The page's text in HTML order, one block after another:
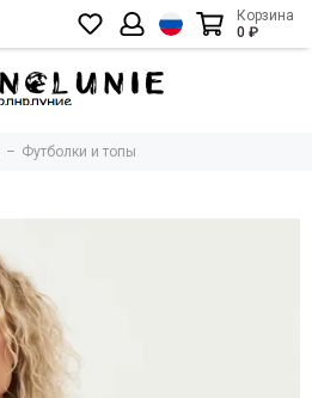
Корзина
0 ₽
Футболки и топы